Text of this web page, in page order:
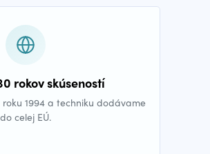
rokov skúseností
1994 a techniku dodávame
do celej EÚ.